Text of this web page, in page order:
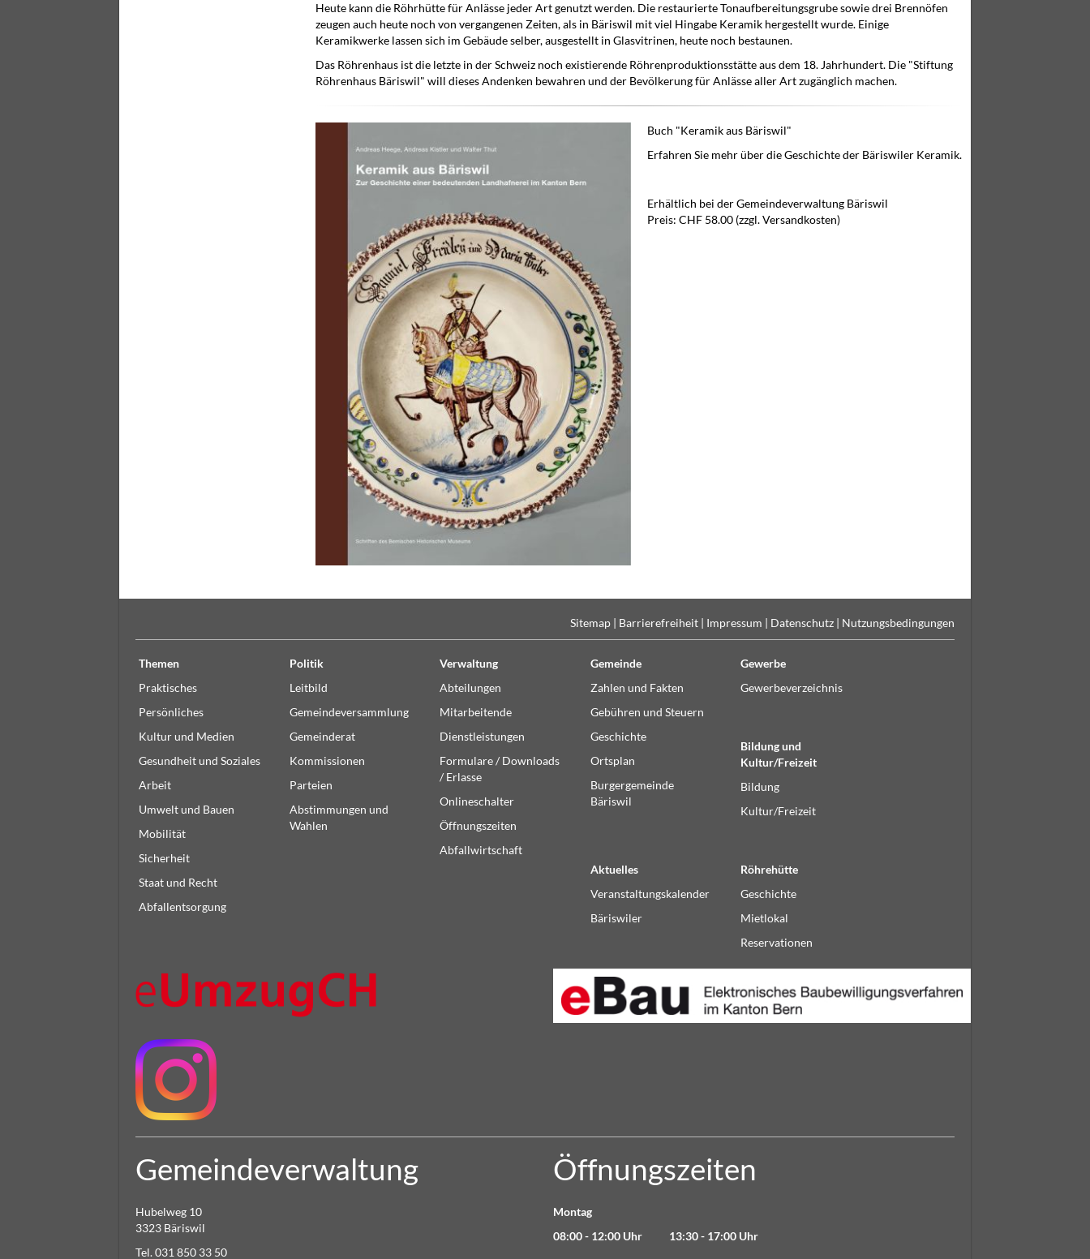
Heute kann die Röhrhütte für Anlässe jeder Art genutzt werden. Die restaurierte Tonaufbereitungsgrube sowie drei Brennöfen
zeugen auch heute noch von vergangenen Zeiten, als in Bäriswil mit viel Hingabe Keramik hergestellt wurde. Einige
Keramikwerke lassen sich im Gebäude selber, ausgestellt in Glasvitrinen, heute noch bestaunen.
Das Röhrenhaus ist die letzte in der Schweiz noch existierende Röhrenproduktionsstätte aus dem 18. Jahrhundert. Die "Stiftung
Röhrenhaus Bäriswil" will dieses Andenken bewahren und der Bevölkerung für Anlässe aller Art zugänglich machen.
Buch "Keramik aus Bäriswil"
Erfahren Sie mehr über die Geschichte der Bäriswiler Keramik.
Erhältlich bei der Gemeindeverwaltung Bäriswil
Preis: CHF 58.00 (zzgl. Versandkosten)
Sitemap Barrierefreiheit Impressum Datenschutz Nutzungsbedingungen
Themen
Praktisches
Persönliches
Kultur und Medien
Gesundheit und Soziales
Arbeit
Umwelt und Bauen
Mobilität
Sicherheit
Staat und Recht
Abfallentsorgung
Politik
Leitbild
Gemeindeversammlung
Gemeinderat
Kommissionen
Parteien
Abstimmungen und
Wahlen
Verwaltung
Abteilungen
Mitarbeitende
Dienstleistungen
Formulare / Downloads
/ Erlasse
Onlineschalter
Öffnungszeiten
Abfallwirtschaft
Gemeinde
Zahlen und Fakten
Gebühren und Steuern
Geschichte
Ortsplan
Burgergemeinde
Bäriswil
Gewerbe
Gewerbeverzeichnis
Bildung und
Kultur/Freizeit
Bildung
Kultur/Freizeit
Aktuelles
Veranstaltungskalender
Bäriswiler
Röhrehütte
Geschichte
Mietlokal
Reservationen
Gemeindeverwaltung
Hubelweg 10
3323 Bäriswil
Tel. 031 850 33 50
Öffnungszeiten
Montag
08:00 - 12:00 Uhr 13:30 - 17:00 Uhr